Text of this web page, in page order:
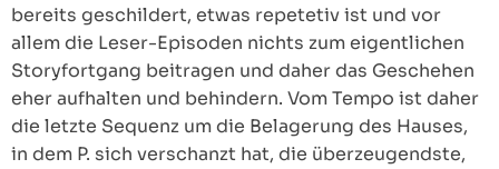
bereits geschildert, etwas repetetiv ist und vor
allem die Leser-Episoden nichts zum eigentlichen
Storyfortgang beitragen und daher das Geschehen
eher aufhalten und behindern. Vom Tempo ist daher
die letzte Sequenz um die Belagerung des Hauses,
in dem P. sich verschanzt hat, die überzeugendste,